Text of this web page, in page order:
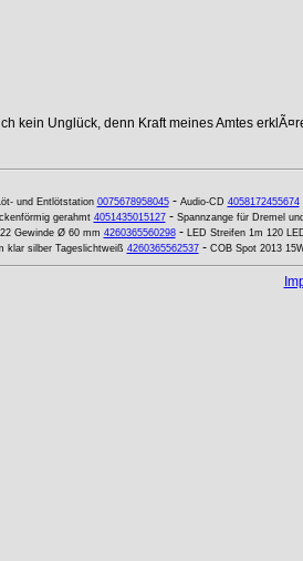
kein Unglück, denn Kraft meines Amtes
und Entlötstation 0075678958045- Audio-CD 4058172455674
gerahmt 4051435015127- Spannzange für Dremel
Gewinde Ø 60 mm 4260365560298- LED Streifen 1m 120
klar silber Tageslichtweiß 4260365562537- COB Spot 2013